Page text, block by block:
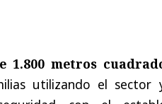
1.800 metros
utilizando el sector